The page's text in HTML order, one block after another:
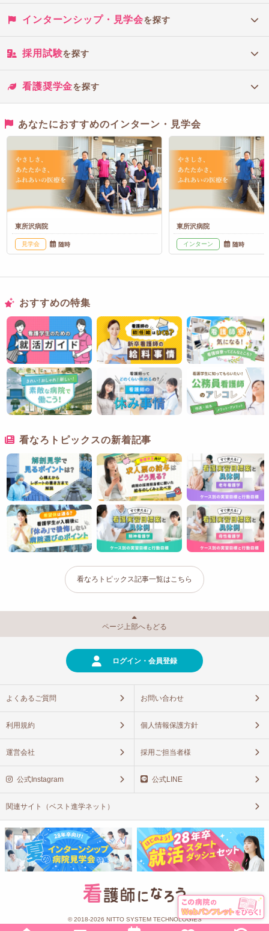
インターンシップ・見学会を探す
採用試験を探す
看護奨学金を探す
あなたにおすすめのインターン・見学会
東所沢病院
見学会 随時
東所沢病院
インターン 随時
おすすめの特集
看なろトピックスの新着記事
看なろトピックス記事一覧はこちら
ページ上部へもどる
ログイン・会員登録
よくあるご質問 お問い合わせ
利用規約 個人情報保護方針
運営会社 採用ご担当者様
公式Instagram 公式LINE
関連サイト（ベスト進学ネット）
© 2018-2026 NITTO SYSTEM TECHNOLOGIES